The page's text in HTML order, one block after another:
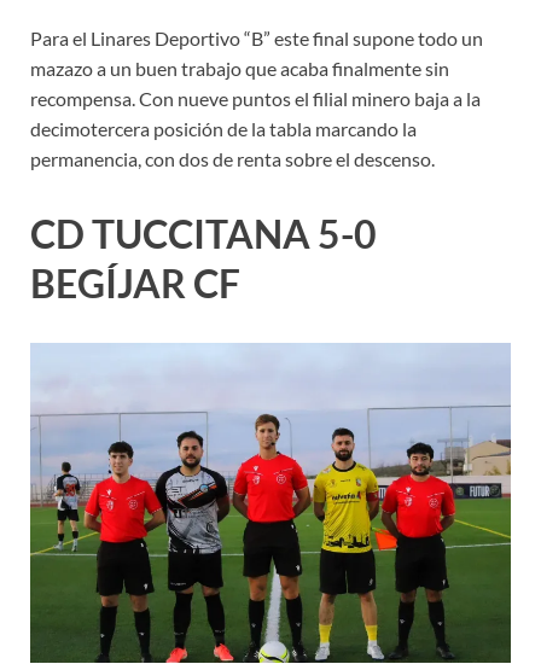
Para el Linares Deportivo “B” este final supone todo un
mazazo a un buen trabajo que acaba finalmente sin
recompensa. Con nueve puntos el filial minero baja a la
decimotercera posición de la tabla marcando la
permanencia, con dos de renta sobre el descenso.
CD TUCCITANA 5-0
BEGÍJAR CF